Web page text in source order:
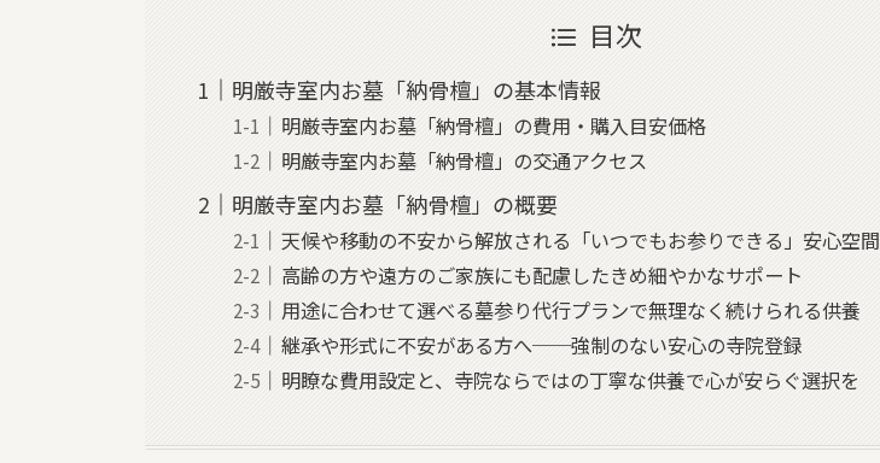
目次
明厳寺室内お墓「納骨檀」の基本情報
明厳寺室内お墓「納骨檀」の費用・購入目安価格
明厳寺室内お墓「納骨檀」の交通アクセス
明厳寺室内お墓「納骨檀」の概要
天候や移動の不安から解放される「いつでもお参りできる」安心空間
高齢の方や遠方のご家族にも配慮したきめ細やかなサポート
用途に合わせて選べる墓参り代行プランで無理なく続けられる供養
継承や形式に不安がある方へ──強制のない安心の寺院登録
明瞭な費用設定と、寺院ならではの丁寧な供養で心が安らぐ選択を